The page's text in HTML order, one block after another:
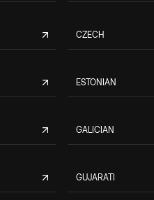
CZECH
ESTONIAN
GALICIAN
GUJARATI